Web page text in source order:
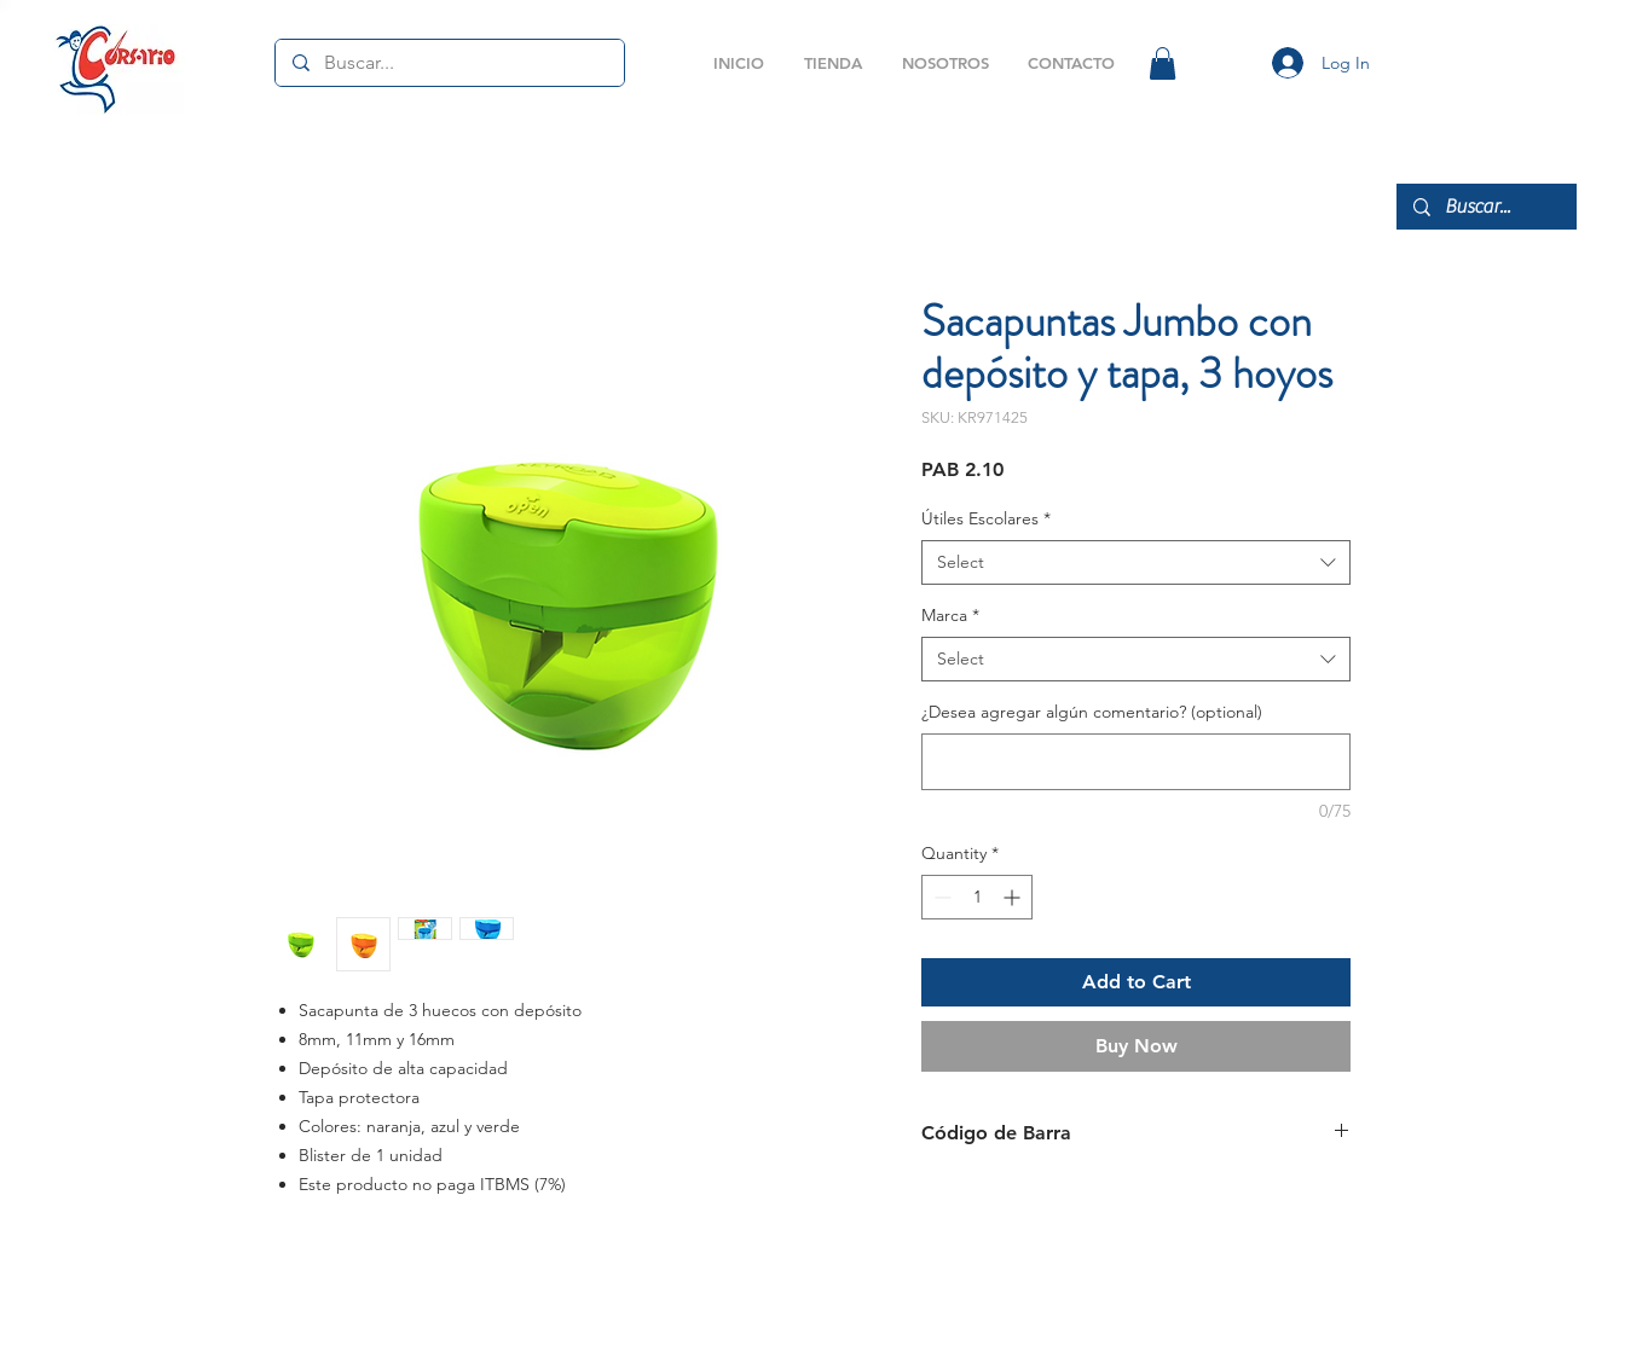
INICIO TIENDA NOSOTROS CONTACTO Log In
Sacapunta de 3 huecos con depósito
8mm, 11mm y 16mm
Depósito de alta capacidad
Tapa protectora
Colores: naranja, azul y verde
Blister de 1 unidad
Este producto no paga ITBMS (7%)
Sacapuntas Jumbo con
depósito y tapa, 3 hoyos
SKU: KR971425
PAB 2.10Price
Útiles Escolares *
Select
Marca *
Select
¿Desea agregar algún comentario? (optional)
0/75
Quantity *
Add to Cart
Buy Now
Código de Barra